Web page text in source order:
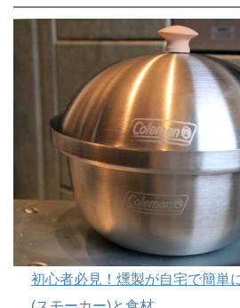
初心者必見！燻製が自宅で簡単